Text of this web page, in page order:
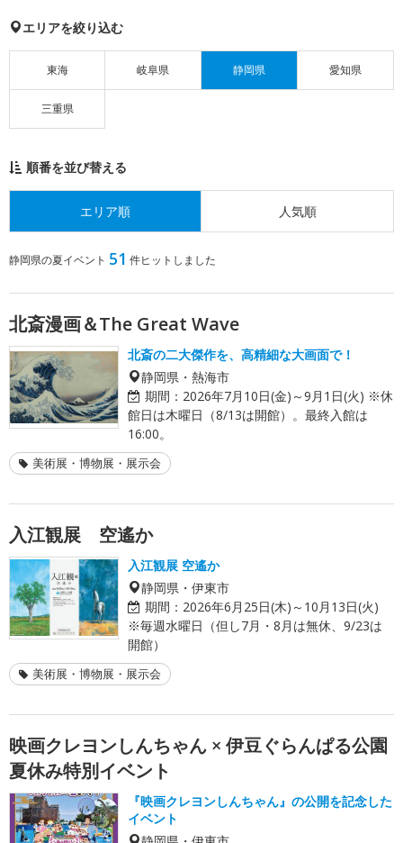
エリアを絞り込む
東海 岐阜県 静岡県 愛知県
三重県
順番を並び替える
エリア順 人気順
静岡県の夏イベント 51 件ヒットしました
北斎漫画＆The Great Wave
北斎の二大傑作を、高精細な大画面で！
静岡県・熱海市
期間： 2026年7月10日(金)～9月1日(火) ※休
館日は木曜日（8/13は開館）。最終入館は
16:00。
美術展・博物展・展示会
入江観展 空遙か
入江観展 空遙か
静岡県・伊東市
期間： 2026年6月25日(木)～10月13日(火)
※毎週水曜日（但し7月・8月は無休、9/23は
開館）
美術展・博物展・展示会
映画クレヨンしんちゃん × 伊豆ぐらんぱる公園
夏休み特別イベント
『映画クレヨンしんちゃん』の公開を記念した
イベント
静岡県・伊東市